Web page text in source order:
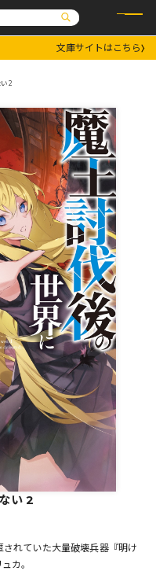
庫
ベルス
通販・NEWS
OVERLAP STORE
オーバーラップ広報室
お問い合わせはこちら
庫
ルス
ルスf
ス
文庫サイトはこちら
2
い 2
れていた大量破壊兵器『明け
カ。